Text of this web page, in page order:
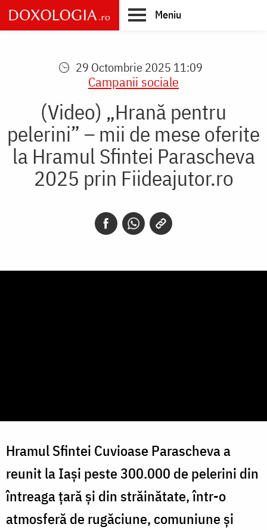
Skip
to
main
Meniu
29 Octombrie 2025 11:09
Campanii sociale
(Video) „Hrană pentru
pelerini” – mii de mese oferite
la Hramul Sfintei Parascheva
2025 prin Fiideajutor.ro
Hramul Sfintei Cuvioase Parascheva a
reunit la Iași peste 300.000 de pelerini din
întreaga țară și din străinătate, într-o
atmosferă de rugăciune, comuniune și